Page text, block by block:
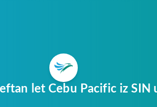
let Cebu Pacific iz SIN